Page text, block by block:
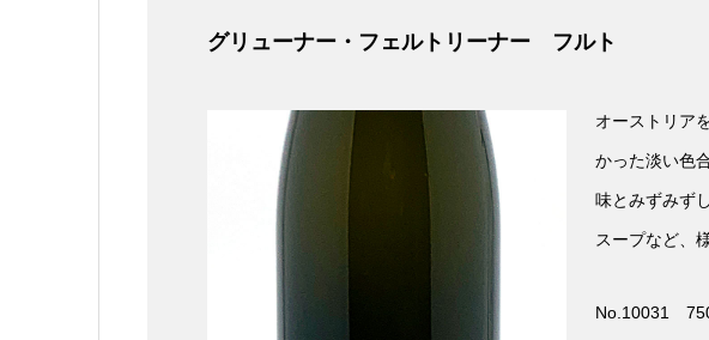
グリューナー・フェルトリーナー フルト
オーストリア
かった淡い色
味とみずみず
スープなど、
No.10031